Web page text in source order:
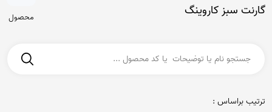
گارنت سبز کاروینگ
محصول
ترتیب براساس :